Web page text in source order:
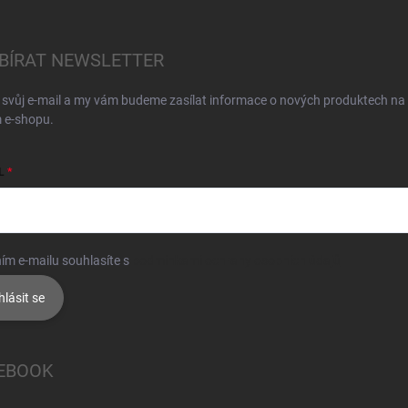
NEWSLETTER
e-mail a my vám budeme zasílat informace o nových produktech na
e-shopu.
e-mailu souhlasíte s
se